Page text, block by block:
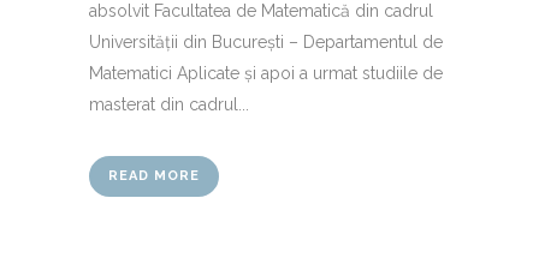
absolvit Facultatea de Matematică din cadrul
Universității din București – Departamentul de
Matematici Aplicate și apoi a urmat studiile de
masterat din cadrul...
READ MORE